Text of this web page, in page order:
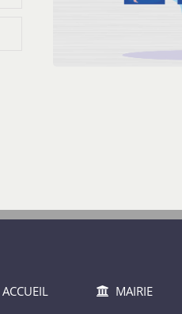
ACCUEIL MAIRIE